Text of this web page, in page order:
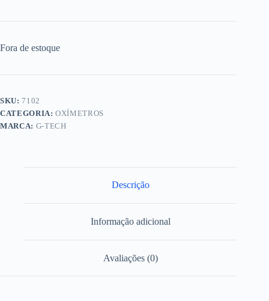
Fora de estoque
SKU: 7102
CATEGORIA:OXÍMETROS
MARCA: G-TECH
Descrição
Informação adicional
Avaliações (0)